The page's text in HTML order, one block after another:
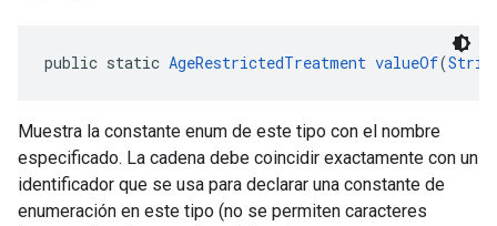
public static AgeRestrictedTreatment valueOf(
Muestra la constante enum de este tipo con el nombre
especificado. La cadena debe coincidir exactamente con un
identificador que se usa para declarar una constante de
enumeración en este tipo (no se permiten caracteres